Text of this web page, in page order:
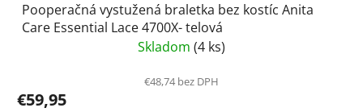
Pooperačná vystužená braletka bez kostíc Anita
Care Essential Lace 4700X- telová
Skladom (4 ks)
€48,74 bez DPH
€59,95